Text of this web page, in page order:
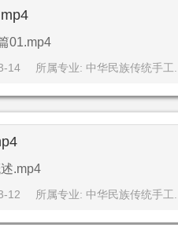
01.mp4
14 所属专业: 中华民族传统手工...
.mp4
12 所属专业: 中华民族传统手工...